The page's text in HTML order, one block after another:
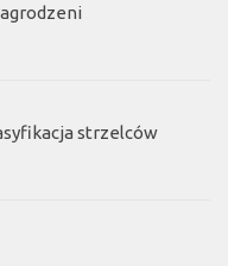
strzelców